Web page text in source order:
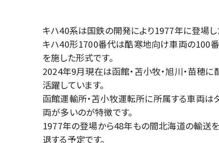
キハ40系は国鉄の開発により1977年に登場し
キハ40形1700番代は酷寒地向け車両の100
を施した形式です。
2024年9月現在は函館・苫小牧・旭川・苗穂に
活躍しています。
函館運輸所・苫小牧運転所に所属する車両は
両が多いのが特徴です。
1977年の登場から48年もの間北海道の輸送
退する予定です。